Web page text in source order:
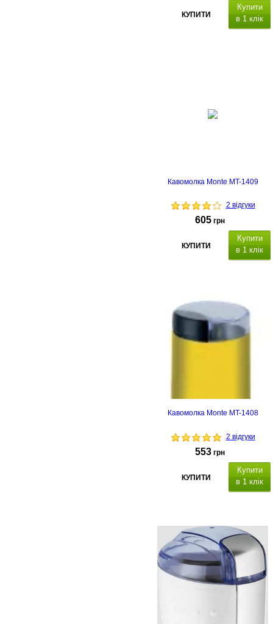
КУПИТИ
Купити
в 1 клік
Кавомолка Monte MT-1409
2 відгуки
605 грн
КУПИТИ
Купити
в 1 клік
Кавомолка Monte MT-1408
2 відгуки
553 грн
КУПИТИ
Купити
в 1 клік